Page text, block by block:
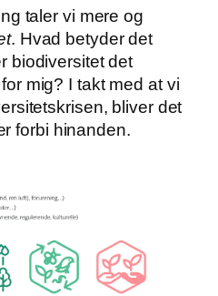
taler vi mere og
. Hvad betyder det
biodiversitet det
mig? I takt med at vi
bliver det
forbi hinanden.